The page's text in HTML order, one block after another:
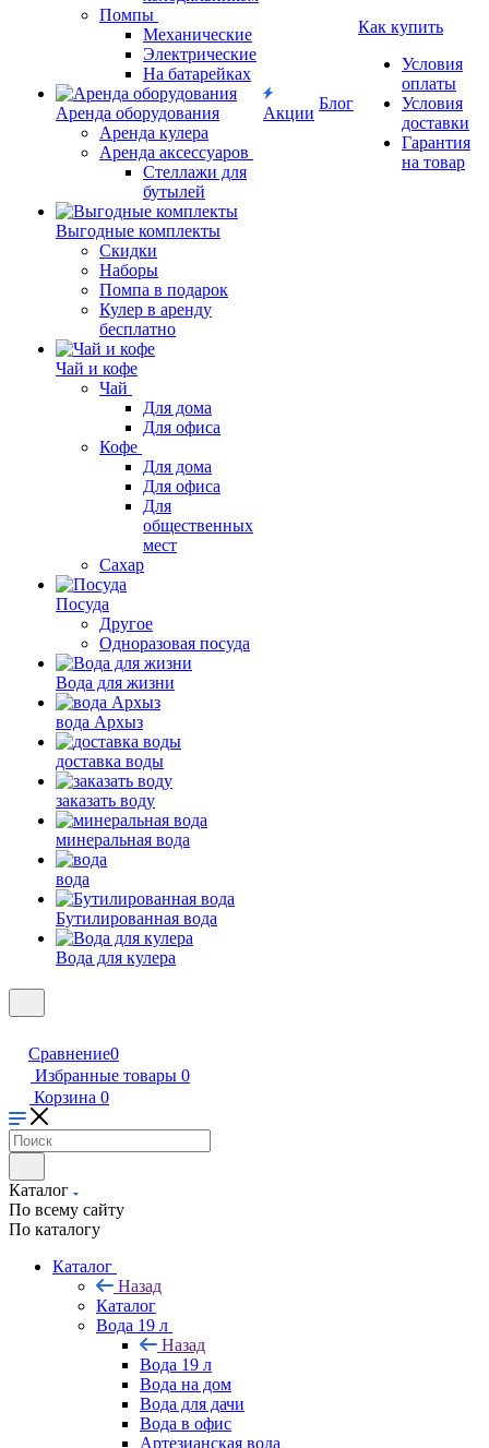
Помпы
Механические
Электрические
На батарейках
Аренда оборудования
Аренда кулера
Аренда аксессуаров
Стеллажи для
бутылей
Выгодные комплекты
Скидки
Наборы
Помпа в подарок
Кулер в аренду
бесплатно
Чай и кофе
Чай
Для дома
Для офиса
Кофе
Для дома
Для офиса
Для
общественных
мест
Сахар
Посуда
Другое
Одноразовая посуда
Вода для жизни
вода Архыз
доставка воды
заказать воду
минеральная вода
вода
Бутилированная вода
Вода для кулера
Акции
Блог
Как купить
Условия
оплаты
Условия
доставки
Гарантия
на товар
Сравнение0
Избранные товары 0
Корзина 0
Каталог
По всему сайту
По каталогу
Каталог
Назад
Каталог
Вода 19 л
Назад
Вода 19 л
Вода на дом
Вода для дачи
Вода в офис
Артезианская вода